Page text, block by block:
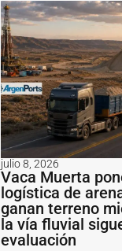
julio 8, 2026
Vaca Muerta
logística de
ganan terreno
la vía fluvial
evaluación